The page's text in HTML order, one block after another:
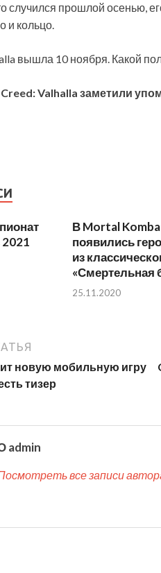
случился прошлой осенью,
и кольцо.
вышла 10 ноября. Какой
Creed: Valhalla заметили
В Mortal
появились
из
«Смертельная
25.11.2020
новую мобильную игру
тизер
admin
все записи